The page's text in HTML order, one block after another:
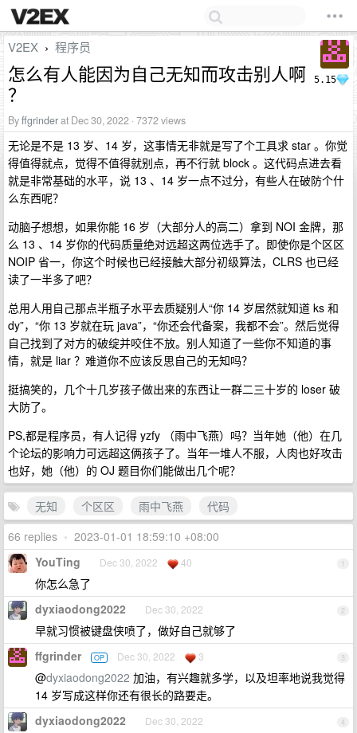
5.15
V2EX › 程序员
怎么有人能因为自己无知而攻击别人啊
？
Byffgrinderat Dec 30, 2022 · 7372 views
无论是不是 13 岁、14 岁，这事情无非就是写了个工具求 star 。你觉
得值得就点，觉得不值得就别点，再不行就 block 。这代码点进去看
就是非常基础的水平，说 13 、14 岁一点不过分，有些人在破防个什
么东西呢？
动脑子想想，如果你能 16 岁（大部分人的高二）拿到 NOI 金牌，那
么 13 、14 岁你的代码质量绝对远超这两位选手了。即使你是个区区
NOIP 省一，你这个时候也已经接触大部分初级算法，CLRS 也已经
读了一半多了吧？
总用人用自己那点半瓶子水平去质疑别人“你 14 岁居然就知道 ks 和
dy”，“你 13 岁就在玩 java”，“你还会代备案，我都不会”。然后觉得
自己找到了对方的破绽并咬住不放。别人知道了一些你不知道的事
情，就是 liar ？难道你不应该反思自己的无知吗？
挺搞笑的，几个十几岁孩子做出来的东西让一群二三十岁的 loser 破
大防了。
PS,都是程序员，有人记得 yzfy （雨中飞燕）吗？当年她（他）在几
个论坛的影响力可远超这俩孩子了。当年一堆人不服，人肉也好攻击
也好，她（他）的 OJ 题目你们能做出几个呢？
无知 个区区 雨中飞燕
代码
66 replies • 2023-01-01 18:59:10 +08:00
1
YouTing Dec 30, 2022 40
你怎么急了
2
dyxiaodong2022 Dec 30, 2022
早就习惯被键盘侠喷了，做好自己就够了
3
ffgrinder OP Dec 30, 2022 3
@dyxiaodong2022 加油，有兴趣就多学，以及坦率地说我觉得
14 岁写成这样你还有很长的路要走。
4
dyxiaodong2022 Dec 30, 2022